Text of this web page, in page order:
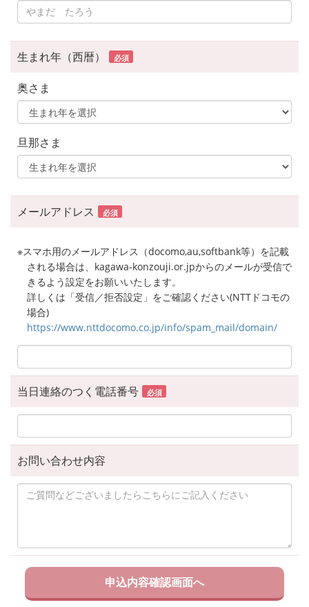
生まれ年（西暦） 必須
奥さま
旦那さま
メールアドレス 必須
※スマホ用のメールアドレス（docomo,au,softbank等）を記載
される場合は、kagawa-konzouji.or.jpからのメールが受信で
きるよう設定をお願いいたします。
詳しくは「受信／拒否設定」をご確認ください(NTTドコモの
場合)
https://www.nttdocomo.co.jp/info/spam_mail/domain/
当日連絡のつく電話番号 必須
お問い合わせ内容